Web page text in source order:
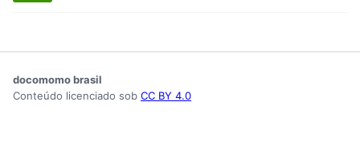
docomomo brasil
Conteúdo licenciado sob CC BY 4.0